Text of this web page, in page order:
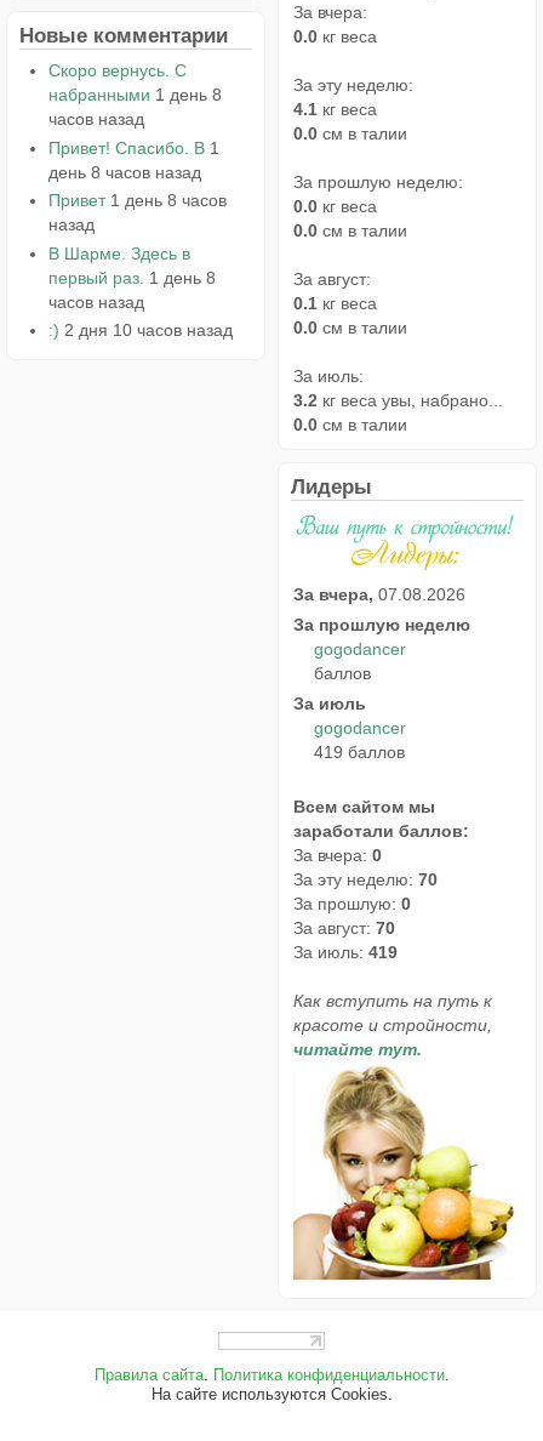
Новые комментарии
Скоро вернусь. С
набранными 1 день 8
часов назад
Привет! Спасибо. В 1
день 8 часов назад
Привет 1 день 8 часов
назад
В Шарме. Здесь в
первый раз. 1 день 8
часов назад
:) 2 дня 10 часов назад
За вчера:
0.0 кг веса
За эту неделю:
4.1 кг веса
0.0 см в талии
За прошлую неделю:
0.0 кг веса
0.0 см в талии
За август:
0.1 кг веса
0.0 см в талии
За июль:
3.2 кг веса увы, набрано...
0.0 см в талии
Лидеры
За вчера, 07.08.2026
За прошлую неделю
gogodancer
баллов
За июль
gogodancer
419 баллов
Всем сайтом мы
заработали баллов:
За вчера: 0
За эту неделю: 70
За прошлую: 0
За август: 70
За июль: 419
Как вступить на путь к
красоте и стройности,
читайте тут.
Правила сайта. Политика конфиденциальности.
На сайте используются Cookies.